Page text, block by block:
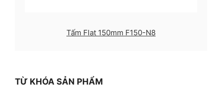
Tấm Flat 150mm F150-N8
TỪ KHÓA SẢN PHẨM